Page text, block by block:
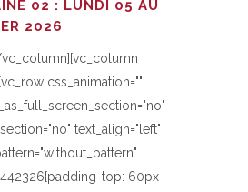
02 : LUNDI 05 AU
2026
css_animation=""
text_align="left"
top: 60px